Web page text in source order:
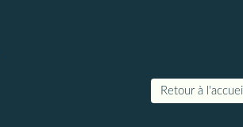
Retour à l'accueil